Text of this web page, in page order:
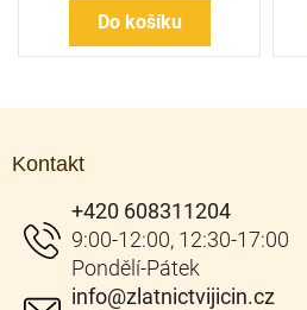
Do košíku
Kontakt
info@zlatnictvijicin.cz
+420 608311204